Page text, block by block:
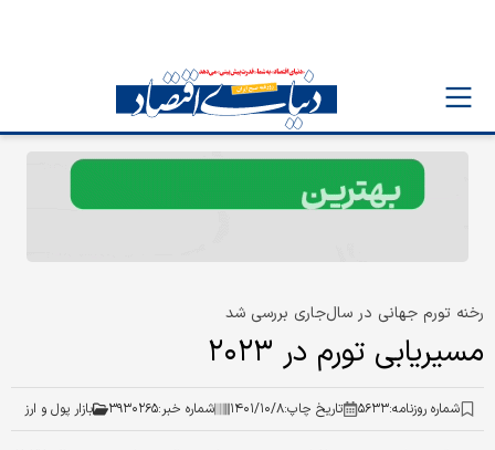
رخنه تورم جهانی در سال‌جاری بررسی شد
مسیریابی تورم در ۲۰۲۳
شماره روزنامه:۵۶۳۳ تاریخ چاپ:۱۴۰۱/۱۰/۸ شماره خبر:۳۹۳۰۲۶۵ بازار پول و ارز